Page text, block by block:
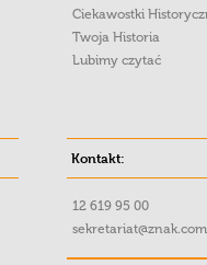
Ciekawostki
Twoja Historia
Lubimy czytać
Kontakt:
12 619 95 00